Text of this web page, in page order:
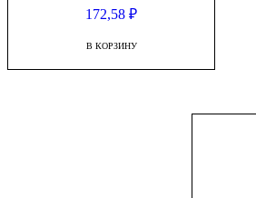
172,58₽
В КОРЗИНУ